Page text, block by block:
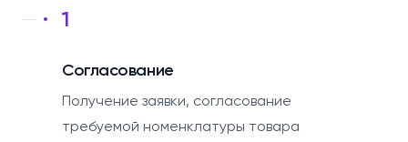
1
Согласование
Получение заявки, согласование
требуемой номенклатуры товара